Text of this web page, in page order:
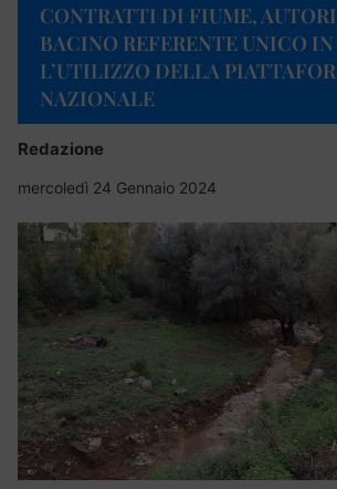
CONTRATTI DI FIUME,
BACINO REFERENTE UNICO
L’UTILIZZO DELLA
NAZIONALE
Redazione
mercoledì 24 Gennaio 2024